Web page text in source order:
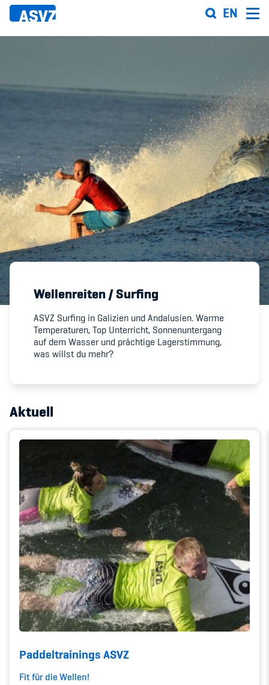
Direkt
zum
EN
Sportfahrplan
Sportarten
Sportanlagen
Events
ASVZ@home
Member's Manual / FAQ
Fairplay
Academy
Blog
Diversität & Inklusion
Infomails
Kinderbetreuung
Krankenversicherung
Schwangerschaft & Sport
Spitzensport & Studium
Wellenreiten / Surfing
ASVZ Surfing in Galizien und Andalusien. Warme
Temperaturen, Top Unterricht, Sonnenuntergang
auf dem Wasser und prächtige Lagerstimmung,
was willst du mehr?
Aktuell
Paddeltrainings ASVZ
Fit für die Wellen!